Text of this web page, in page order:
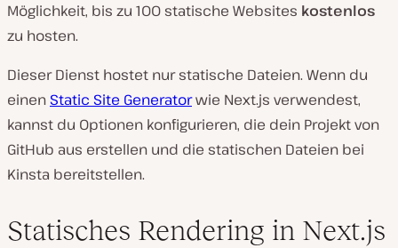
Möglichkeit, bis zu 100 statische Websites kostenlos
zu hosten.
Dieser Dienst hostet nur statische Dateien. Wenn du
einen Static Site Generatorwie Next.js verwendest,
kannst du Optionen konfigurieren, die dein Projekt von
GitHub aus erstellen und die statischen Dateien bei
Kinsta bereitstellen.
Statisches Rendering in Next.js